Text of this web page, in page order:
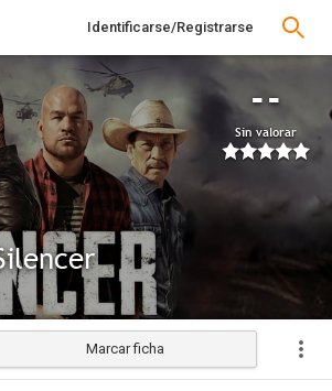
Identificarse/Registrarse
--
Sin valorar
Marcar ficha